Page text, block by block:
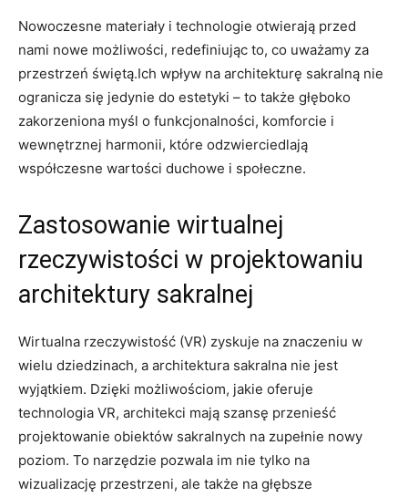
Nowoczesne materiały i technologie‍ otwierają przed
nami nowe możliwości, redefiniując to,‌ co uważamy za
przestrzeń świętą.Ich wpływ na architekturę ⁣sakralną nie
ogranicza ‍się jedynie do estetyki – ‍to także⁢ głęboko
zakorzeniona myśl o funkcjonalności, komforcie i
wewnętrznej harmonii, które ‍odzwierciedlają
współczesne wartości ⁣duchowe i ‌społeczne.
Zastosowanie wirtualnej
rzeczywistości w projektowaniu
architektury sakralnej
Wirtualna rzeczywistość ​(VR) zyskuje​ na znaczeniu w
wielu dziedzinach, a architektura⁣ sakralna ⁤nie jest
wyjątkiem. ‌Dzięki możliwościom, ⁢jakie oferuje
technologia‌ VR, architekci mają⁣ szansę‍ przenieść
projektowanie obiektów sakralnych na zupełnie nowy
⁤poziom. To narzędzie‍ pozwala im‌ nie tylko na
wizualizację przestrzeni, ale‍ także na głębsze⁢